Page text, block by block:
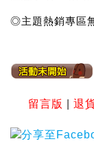
◎主題熱銷專區
留言版 退